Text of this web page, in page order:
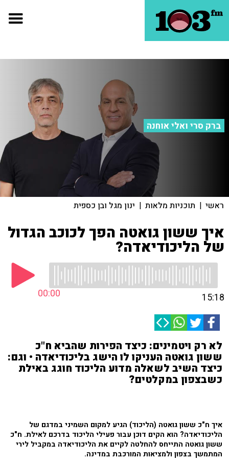
ברק סרי ואלי אוחנה
ראשי | תוכניות מלאות | ינון מגל ובן כספית
איך ששון גואטה הפך לכוכב הגדול
של הליכודיאדה?
00:00 15:18
לא רק ויטמינים: כיצד הפירות שהביא ח"כ
ששון גואטה העניקו לו הישג בליכודיאדה • וגם:
כיצד השיב לשאלה מדוע הליכוד חוגג באילת
כשבצפון במקלטים?
איך ח"כ ששון גואטה (הליכוד) הגיע למקום השמיני במדגם של
הליכודיאדה? הוא הקים דוכן עבור פעילי הליכוד בדרכם לאילת. ח"כ
ששון גואטה התייחס להחלטה לקיים את הליכודיאדה במקביל לירי
המתמשך בצפון ולמציאות המורכבת במדינה.